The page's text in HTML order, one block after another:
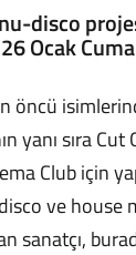
disco
Ocak
öncü
yanı sıra Cut
Club için
ve house
sanatçı,